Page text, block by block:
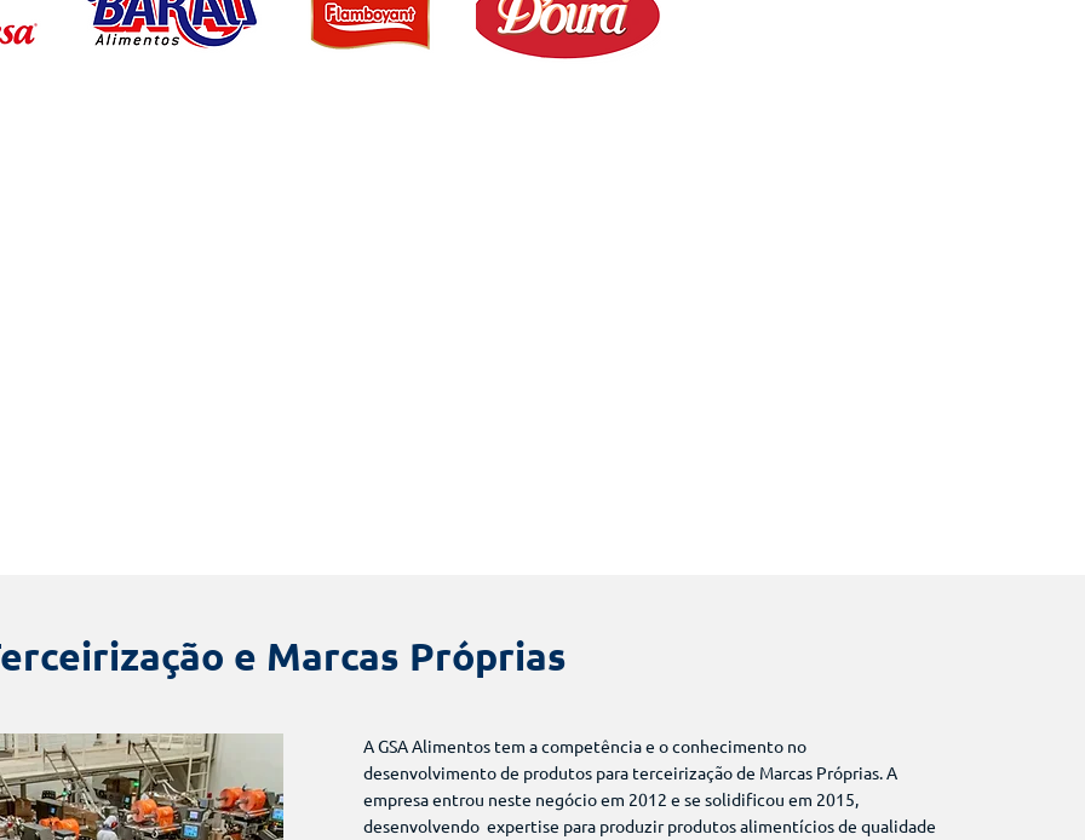
e Marcas Próprias
​​A GSA Alimentos tem a competência e o conhecimento no
desenvolvimento de produtos para terceirização de Marcas Próprias. A
empresa entrou neste negócio em 2012 e se solidificou em 2015,
desenvolvendo expertise para produzir produtos alimentícios de qualidade